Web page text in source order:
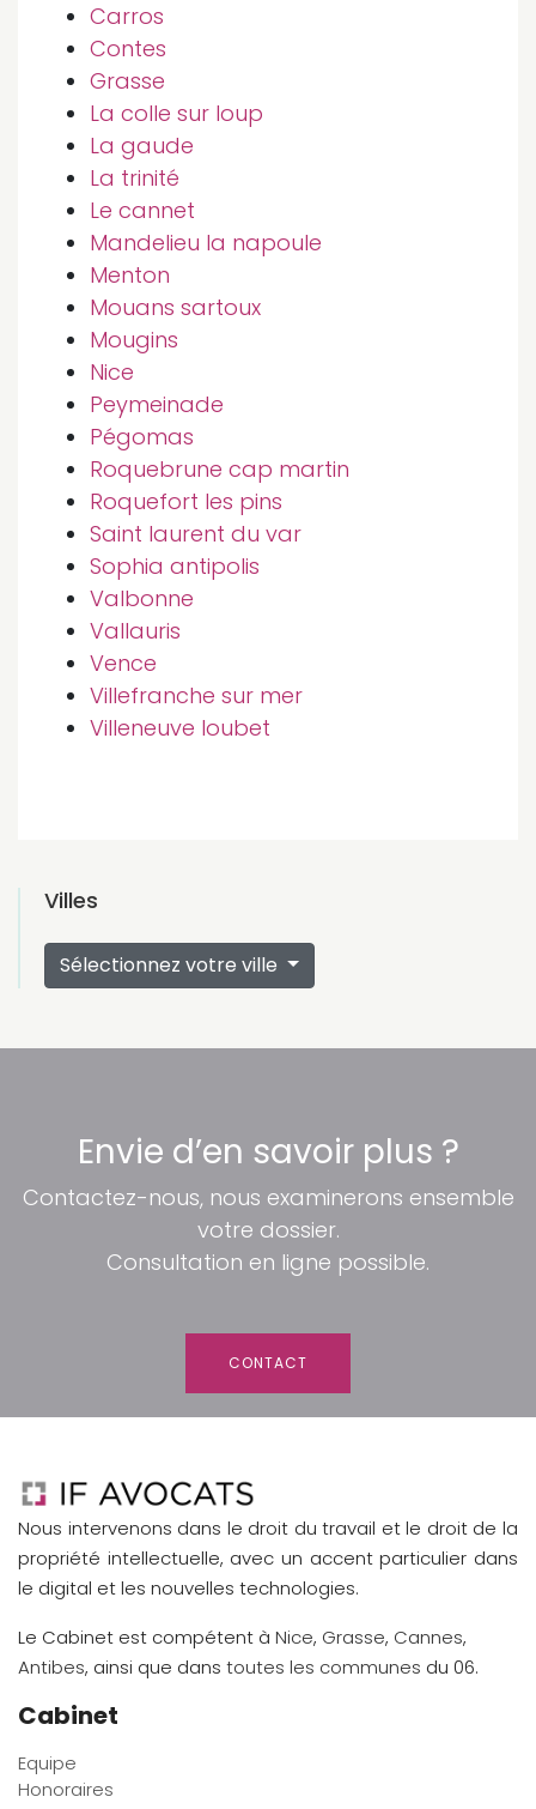
Carros
Contes
Grasse
La colle sur loup
La gaude
La trinité
Le cannet
Mandelieu la napoule
Menton
Mouans sartoux
Mougins
Nice
Peymeinade
Pégomas
Roquebrune cap martin
Roquefort les pins
Saint laurent du var
Sophia antipolis
Valbonne
Vallauris
Vence
Villefranche sur mer
Villeneuve loubet
Villes
Sélectionnez votre ville
Envie d’en savoir plus ?
Contactez-nous, nous examinerons ensemble
votre dossier.
Consultation en ligne possible.
CONTACT
Nous intervenons dans le droit du travail et le droit de la
propriété intellectuelle, avec un accent particulier dans
le digital et les nouvelles technologies.
Le Cabinet est compétent à Nice, Grasse, Cannes,
Antibes, ainsi que dans toutes les communes du 06.
Cabinet
Equipe
Honoraires